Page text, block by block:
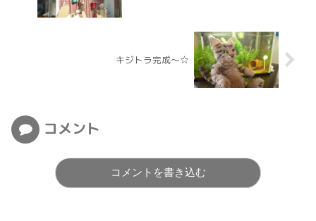
キジトラ完成～☆
コメント
コメントを書き込む